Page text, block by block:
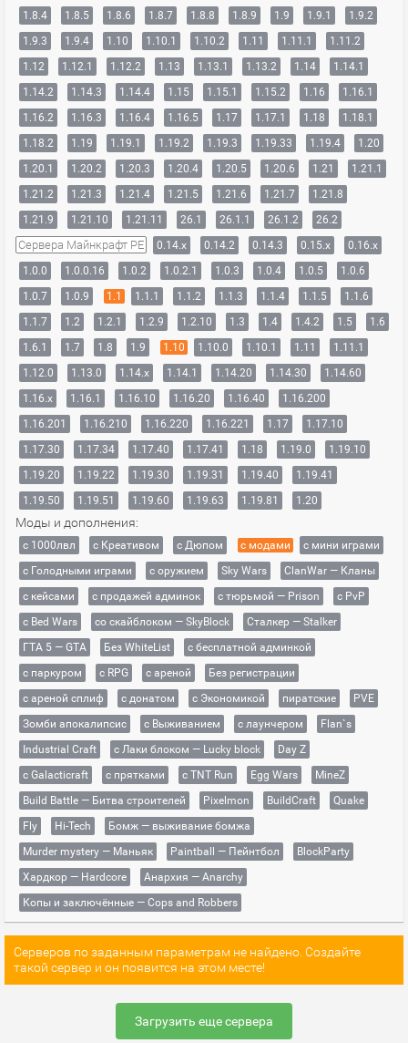
1.8.4
1.8.5 1.8.6 1.8.7 1.8.8 1.8.9 1.9 1.9.1
1.9.2
1.9.3
1.9.4 1.10 1.10.1 1.10.2 1.11 1.11.1
1.11.2
1.12
1.12.1 1.12.2 1.13 1.13.1 1.13.2 1.14
1.14.1
1.14.2
1.14.3 1.14.4 1.15 1.15.1 1.15.2 1.16
1.16.1
1.16.2
1.16.3 1.16.4 1.16.5 1.17 1.17.1 1.18
1.18.1
1.18.2
1.19 1.19.1 1.19.2 1.19.3 1.19.33 1.19.4
1.20
1.20.1
1.20.2 1.20.3 1.20.4 1.20.5 1.20.6 1.21
1.21.1
1.21.2
1.21.3 1.21.4 1.21.5 1.21.6 1.21.7
1.21.8
1.21.9
1.21.10 1.21.11 26.1 26.1.1 26.1.2 26.2
Сервера Майнкрафт PE 0.14.x 0.14.2 0.14.3 0.15.x
0.16.x
1.0.0
1.0.0.16 1.0.2 1.0.2.1 1.0.3 1.0.4 1.0.5
1.0.6
1.0.7
1.0.9 1.1 1.1.1 1.1.2 1.1.3 1.1.4 1.1.5
1.1.6
1.1.7
1.2 1.2.1 1.2.9 1.2.10 1.3 1.4 1.4.2 1.5
1.6
1.6.1
1.7 1.8 1.9 1.10 1.10.0 1.10.1 1.11
1.11.1
1.12.0
1.13.0 1.14.x 1.14.1 1.14.20 1.14.30
1.14.60
1.16.x
1.16.1 1.16.10 1.16.20 1.16.40
1.16.200
1.16.201
1.16.210 1.16.220 1.16.221 1.17
1.17.10
1.17.30
1.17.34 1.17.40 1.17.41 1.18 1.19.0
1.19.10
1.19.20
1.19.22 1.19.30 1.19.31 1.19.40
1.19.41
1.19.50
1.19.51 1.19.60 1.19.63 1.19.81 1.20
Моды и дополнения:
с 1000лвл c Креативом с Дюпом с модами
с мини играми
с Голодными играми
с оружием Sky Wars
ClanWar — Кланы
с кейсами
с продажей админок с тюрьмой — Prison
с PvP
с Bed Wars
со скайблоком — SkyBlock
Сталкер — Stalker
ГТА 5 — GTA
Без WhiteList
с бесплатной админкой
с паркуром
с RPG с ареной
Без регистрации
с ареной сплиф
с донатом с Экономикой пиратские
PVE
Зомби апокалипсис
с Выживанием с лаунчером
Flan`s
Industrial Craft
с Лаки блоком — Lucky block
Day Z
с Galacticraft
с прятками с TNT Run Egg Wars
MineZ
Build Battle — Битва строителей
Pixelmon BuildCraft
Quake
Fly
Hi-Tech
Бомж — выживание бомжа
Murder mystery — Маньяк
Paintball — Пейнтбол
BlockParty
Хардкор — Hardcore
Анархия — Anarchy
Копы и заключённые — Cops and Robbers
Серверов по заданным параметрам не найдено. Создайте
такой сервер и он появится на этом месте!
Загрузить еще сервера